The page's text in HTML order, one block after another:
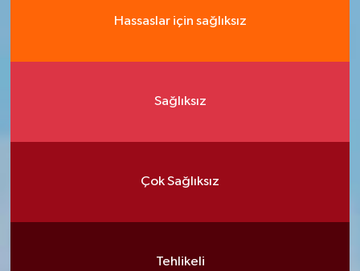
Hassaslar için sağlıksız
Sağlıksız
Çok Sağlıksız
Tehlikeli